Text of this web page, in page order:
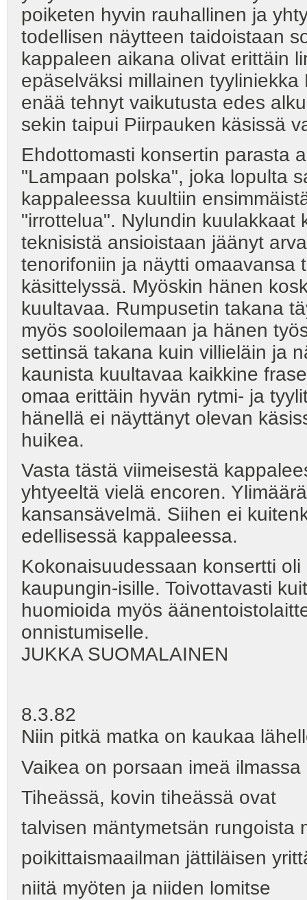
poiketen hyvin rauhallinen ja
todellisen näytteen taidoistaan
kappaleen aikana olivat erittäin
epäselväksi millainen
enää tehnyt vaikutusta edes
sekin taipui Piirpauken käsissä
Ehdottomasti konsertin parasta
"Lampaan polska", joka lopulta
kappaleessa kuultiin
"irrottelua". Nylundin kuulakkaat
teknisistä ansioistaan jäänyt
tenorifoniin ja näytti omaavansa
käsittelyssä. Myöskin hänen
kuultavaa. Rumpusetin takana
myös sooloilemaan ja hänen
settinsä takana kuin villieläin ja
kaunista kuultavaa kaikkine
omaa erittäin hyvän rytmi- ja
hänellä ei näyttänyt olevan
huikea.
Vasta tästä viimeisestä
yhtyeeltä vielä encoren.
kansansävelmä. Siihen ei
edellisessä kappaleessa.
Kokonaisuudessaan konsertti
kaupungin-isille. Toivottavasti
huomioida myös
onnistumiselle.
JUKKA SUOMALAINEN
8.3.82
Niin pitkä matka on kaukaa
Vaikea on porsaan imeä
Tiheässä, kovin tiheässä ovat
talvisen mäntymetsän rungoista
poikittaismaailman jättiläisen
niitä myöten ja niiden lomitse